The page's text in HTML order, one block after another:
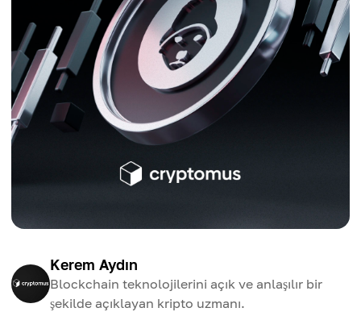
Kerem Aydın
Blockchain teknolojilerini açık ve anlaşılır bir
şekilde açıklayan kripto uzmanı.